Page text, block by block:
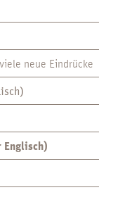
neue Eindrücke